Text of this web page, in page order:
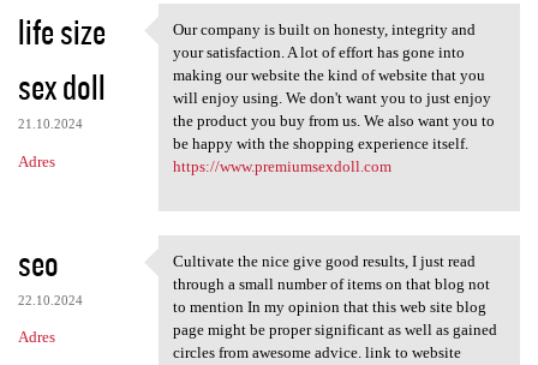
life size
sex doll
21.10.2024
Adres
Our company is built on
Our company is built on honesty, integrity and
your satisfaction. A lot of effort has gone into
making our website the kind of website that you
will enjoy using. We don't want you to just enjoy
the product you buy from us. We also want you to
be happy with the shopping experience itself.
https://www.premiumsexdoll.com
seo
22.10.2024
Adres
Cultivate the nice give good
Cultivate the nice give good results, I just read
through a small number of items on that blog not
to mention In my opinion that this web site blog
page might be proper significant as well as gained
circles from awesome advice. link to website